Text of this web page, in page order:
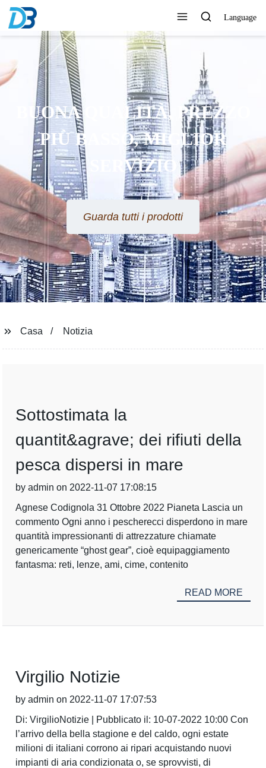
Language
BUONA QUALITÀ, PREZZO
PIÙ BASSO, MIGLIOR
SERVIZIO
Guarda tutti i prodotti
Casa Notizia
Sottostimata la
quantit&agrave; dei rifiuti della
pesca dispersi in mare
by admin on 2022-11-07 17:08:15
Agnese Codignola 31 Ottobre 2022 Pianeta Lascia un
commento Ogni anno i pescherecci disperdono in mare
quantità impressionanti di attrezzature chiamate
genericamente “ghost gear”, cioè equipaggiamento
fantasma: reti, lenze, ami, cime, contenito
READ MORE
Virgilio Notizie
by admin on 2022-11-07 17:07:53
Di: VirgilioNotizie | Pubblicato il: 10-07-2022 10:00 Con
l’arrivo della bella stagione e del caldo, ogni estate
milioni di italiani corrono ai ripari acquistando nuovi
impianti di aria condizionata o, se sprovvisti, di